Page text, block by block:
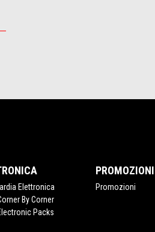
Elettronica
By Corner
Packs
PROMOZIONI
Promozioni